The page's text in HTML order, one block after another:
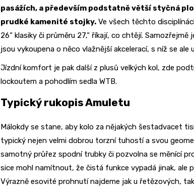
pasážích, a především podstatně větší styčná
prudké kamenité stojky. Ve všech těchto
26“ klasiky či průměru 27,“ říkají, co chtějí.
jsou vykoupena o něco vlažnější akcelerací, s níž se
Jízdní komfort je pak další z plusů velkých kol, zde
lockoutem a pohodlím sedla WTB.
Typický rukopis Amuletu
Málokdy se stane, aby kolo za nějakých šestadvacet
typický nejen velmi dobrou torzní tuhostí a svou
samotný průřez spodní trubky či pozvolna se měnící
sice mohl namítnout, že čistá funkce vypadá jinak,
Výrazně esovité prohnutí najdeme jak u řetězových,